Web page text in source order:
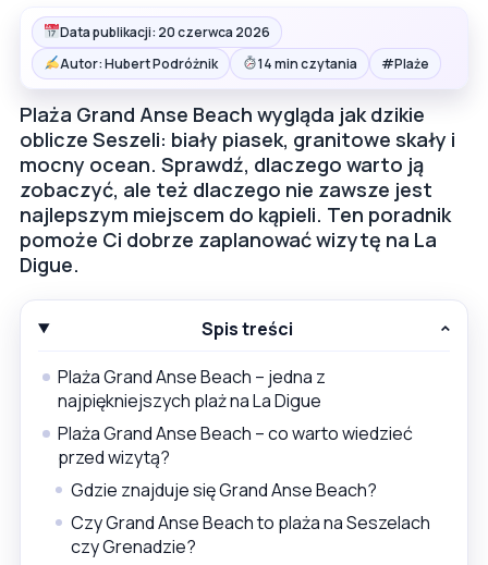
Data publikacji: 20 czerwca 2026
Autor: Hubert Podróżnik
14 min czytania #Plaże
Plaża Grand Anse Beach wygląda jak dzikie
oblicze Seszeli: biały piasek, granitowe skały i
mocny ocean. Sprawdź, dlaczego warto ją
zobaczyć, ale też dlaczego nie zawsze jest
najlepszym miejscem do kąpieli. Ten poradnik
pomoże Ci dobrze zaplanować wizytę na La
Digue.
Spis treści
Plaża Grand Anse Beach – jedna z
najpiękniejszych plaż na La Digue
Plaża Grand Anse Beach – co warto wiedzieć
przed wizytą?
Gdzie znajduje się Grand Anse Beach?
Czy Grand Anse Beach to plaża na Seszelach
czy Grenadzie?